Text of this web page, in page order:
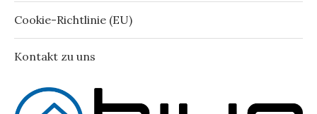
Cookie-Richtlinie (EU)
Kontakt zu uns